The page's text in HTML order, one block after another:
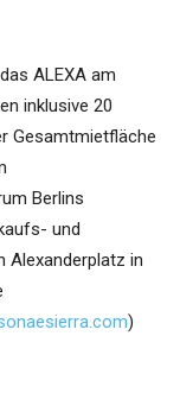
ALEXA am
inklusive 20
Gesamtmietfläche
Berlins
und
Alexanderplatz in
)